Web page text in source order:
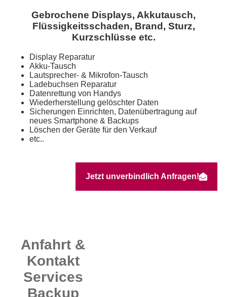
Gebrochene Displays, Akkutausch,
Flüssigkeitsschaden, Brand, Sturz,
Kurzschlüsse etc.
Display Reparatur
Akku-Tausch
Lautsprecher- & Mikrofon-Tausch
Ladebuchsen Reparatur
Datenrettung von Handys
Wiederherstellung gelöschter Daten
Sicherungen Einrichten, Datenübertragung auf
neues Smartphone & Backups
Löschen der Geräte für den Verkauf
etc..
Jetzt unverbindlich Anfragen!
Anfahrt &
Kontakt
Services
Backup